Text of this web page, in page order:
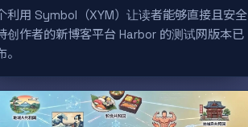
利用 Symbol（XYM）让读者能够直接且安全
创作者的新博客平台 Harbor 的测试网版本已
。